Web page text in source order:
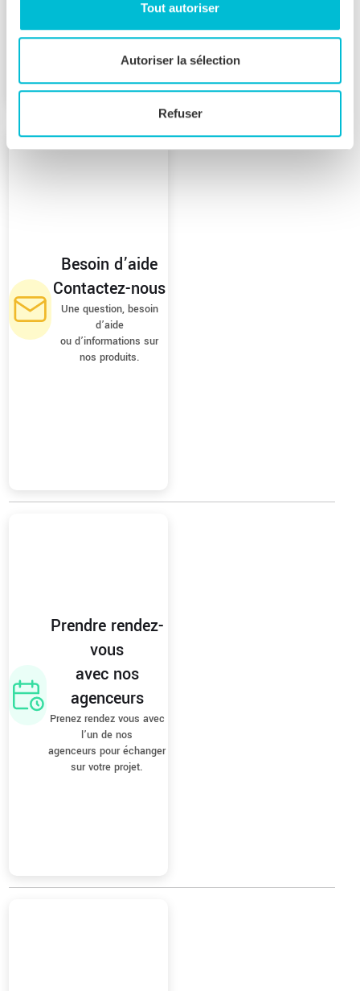
Tout autoriser
Autoriser la sélection
Refuser
Besoin d’aide
Contactez-nous
Une question, besoin
d’aide
ou d’informations sur
nos produits.
Prendre rendez-
vous
avec nos
agenceurs
Prenez rendez vous avec
l’un de nos
agenceurs pour échanger
sur votre projet.